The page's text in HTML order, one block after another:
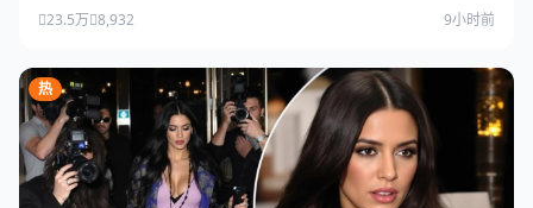
23.5万 8,932 9小时前
热